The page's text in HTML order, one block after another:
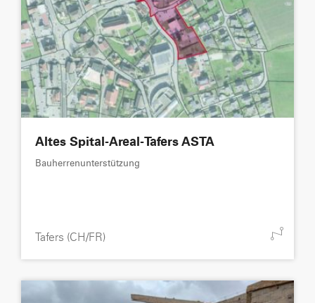
Altes Spital-Areal-Tafers ASTA
Bauherrenunterstützung
Tafers (CH/FR)